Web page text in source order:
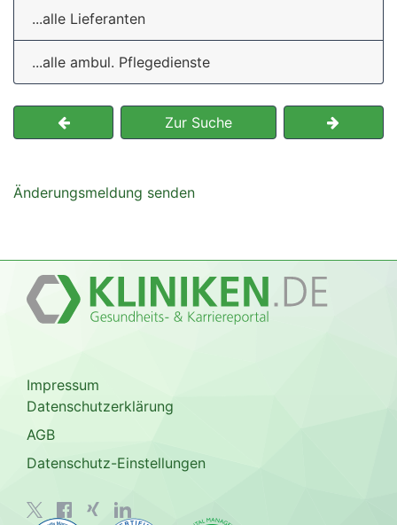
...alle Lieferanten
...alle ambul. Pflegedienste
Zur Suche
Änderungsmeldung senden
Impressum
Datenschutzerklärung
AGB
Datenschutz-Einstellungen